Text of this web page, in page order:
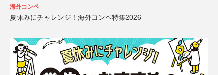
海外コンペ
夏休みにチャレンジ！海外コンペ特集2026